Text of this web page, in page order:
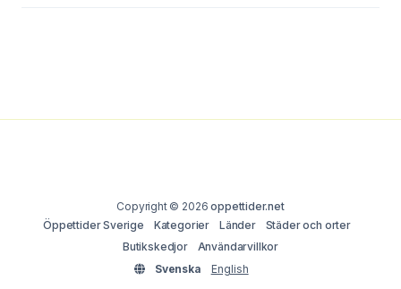
Copyright © 2026oppettider.net
Öppettider Sverige
Kategorier Länder
Städer och orter
Butikskedjor
Användarvillkor
Svenska
English